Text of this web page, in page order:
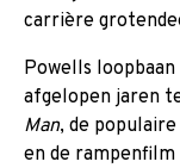
carrière
Powells
afgelopen jaren
Man, de
en de rampenfilm